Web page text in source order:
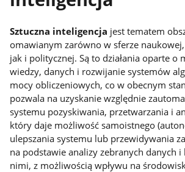
Sztuczna inteligencja jest tematem
omawianym zarówno w sferze
jak i politycznej. Są to działania oparte o
wiedzy, danych i rozwijanie systemów
mocy obliczeniowych, co w obecnym
pozwala na uzyskanie względnie
systemu pozyskiwania, przetwarzania i
który daje możliwość samoistnego
ulepszania systemu lub przewidywania
na podstawie analizy zebranych danych
nimi, z możliwością wpływu na